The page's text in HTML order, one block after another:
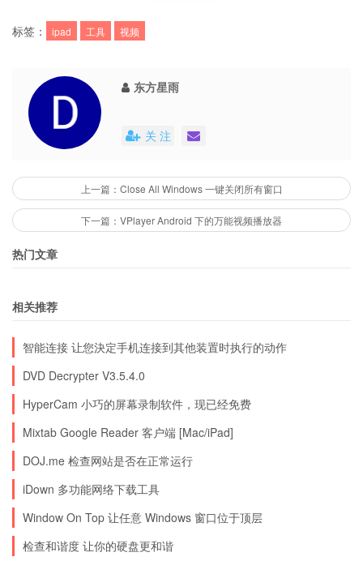
标签： ipad 工具 视频
东方星雨
关 注
上一篇：Close All Windows 一键关闭所有窗口
下一篇：VPlayer Android 下的万能视频播放器
热门文章
相关推荐
智能连接 让您決定手机连接到其他装置时执行的动作
DVD Decrypter V3.5.4.0
HyperCam 小巧的屏幕录制软件，现已经免费
Mixtab Google Reader 客户端 [Mac/iPad]
DOJ.me 检查网站是否在正常运行
iDown 多功能网络下载工具
Window On Top 让任意 Windows 窗口位于顶层
检查和谐度 让你的硬盘更和谐